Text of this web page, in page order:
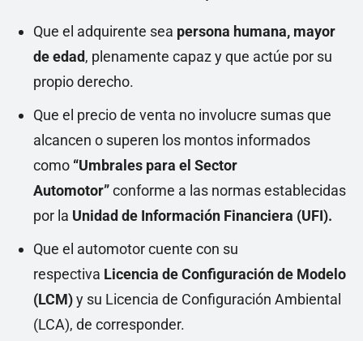
Que el adquirente sea persona humana, mayor
de edad, plenamente capaz y que actúe por su
propio derecho.
Que el precio de venta no involucre sumas que
alcancen o superen los montos informados
como “Umbrales para el Sector
Automotor”conforme a las normas establecidas
por la Unidad de Información Financiera (UFI).
Que el automotor cuente con su
respectiva Licencia de Configuración de Modelo
(LCM)y su Licencia de Configuración Ambiental
(LCA), de corresponder.